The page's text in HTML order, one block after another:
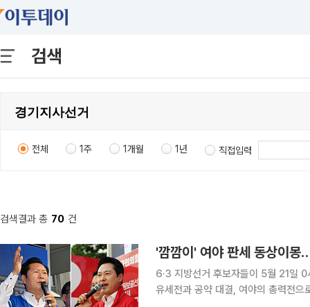
검색
전체 1주 1개월 1년 직접입력
검색결과 총 70 건
6·3 지방선거 후보자들이 5월 21일
유세전과 공약 대결, 여야의 총력전으